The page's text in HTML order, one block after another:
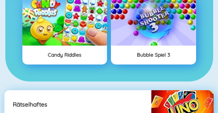
Candy Riddles Bubble Spiel 3
Rätselhaftes